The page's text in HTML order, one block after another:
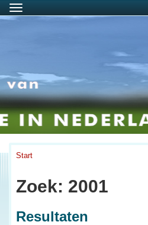
Menu
Start
Zoek: 2001
Resultaten